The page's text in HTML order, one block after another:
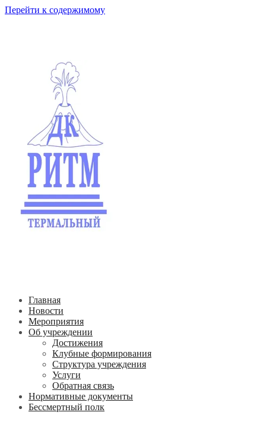
Перейти к содержимому
Главная
Новости
Мероприятия
Об учреждении
Достижения
Клубные формирования
Структура учреждения
Услуги
Обратная связь
Нормативные документы
Бессмертный полк